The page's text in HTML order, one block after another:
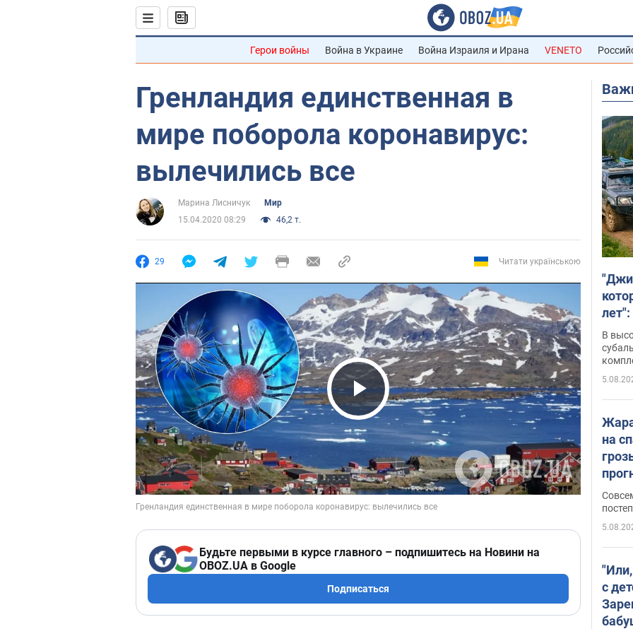
Герои войны Война в Украине Война Израиля и Ирана VENETO
Гренландия единственная в
мире поборола коронавирус:
вылечились все
Марина Лисничук
Мир
15.04.2020 08:29
46,2 т.
29 Читати українською
Play Video
Будьте первыми в курсе главного – подпишитесь на Новини на
OBOZ.UA в Google
Подписаться
В
на
с